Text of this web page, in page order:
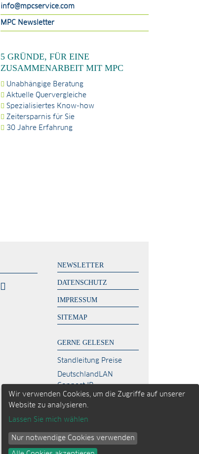
info@mpcservice.com
MPC Newsletter
5 GRÜNDE, FÜR EINE
ZUSAMMENARBEIT MIT MPC
Unabhängige Beratung
Aktuelle Quervergleiche
Spezialisiertes Know-how
Zeitersparnis für Sie
30 Jahre Erfahrung
NEWSLETTER
DATENSCHUTZ
IMPRESSUM
SITEMAP
GERNE GELESEN
Standleitung Preise
DeutschlandLAN
Connect IP
MPLS Kosten – zahlen
Sie zu viel?
Glasfaser Berlin
Richtfunk Internet
Wir verwenden Cookies, um die Zugriffe auf unserer
Website zu analysieren.
Lassen Sie mich wählen
Nur notwendige Cookies verwenden